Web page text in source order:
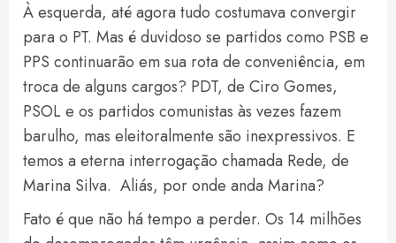
À esquerda, até agora tudo costumava convergir
para o PT. Mas é duvidoso se partidos como PSB e
PPS continuarão em sua rota de conveniência, em
troca de alguns cargos? PDT, de Ciro Gomes,
PSOL e os partidos comunistas às vezes fazem
barulho, mas eleitoralmente são inexpressivos. E
temos a eterna interrogação chamada Rede, de
Marina Silva. Aliás, por onde anda Marina?
Fato é que não há tempo a perder. Os 14 milhões